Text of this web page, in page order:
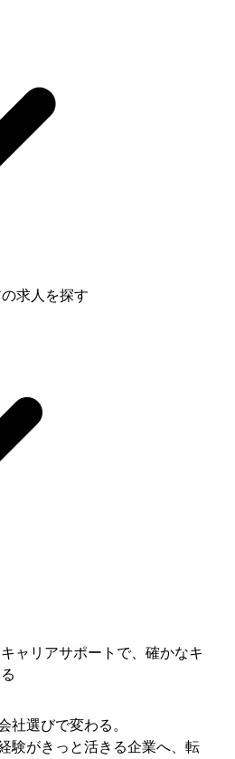
求人を探す
ャリアサポートで、 確かなキ
社選びで変わる。
験がきっと活きる企業へ、転